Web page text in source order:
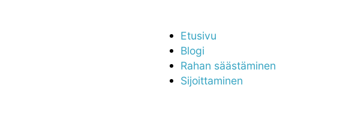
Etusivu
Blogi
Rahan säästäminen
Sijoittaminen